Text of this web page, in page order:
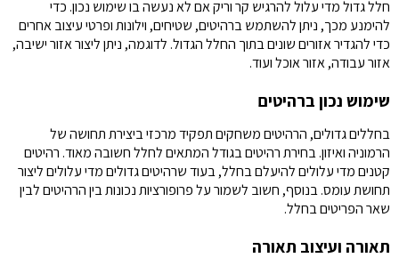
חלל גדול מדי עלול להרגיש קר וריק אם לא נעשה בו שימוש נכון. כדי
להימנע מכך, ניתן להשתמש ברהיטים, שטיחים, וילונות ופרטי עיצוב אחרים
כדי להגדיר אזורים שונים בתוך החלל הגדול. לדוגמה, ניתן ליצור אזור ישיבה,
אזור עבודה, אזור אוכל ועוד.
שימוש נכון ברהיטים
בחללים גדולים, הרהיטים משחקים תפקיד מרכזי ביצירת תחושה של
הרמוניה ואיזון. בחירת רהיטים בגודל המתאים לחלל חשובה מאוד. רהיטים
קטנים מדי עלולים להיעלם בחלל, בעוד שרהיטים גדולים מדי עלולים ליצור
תחושת עומס. בנוסף, חשוב לשמור על פרופורציות נכונות בין הרהיטים לבין
שאר הפריטים בחלל.
תאורה ועיצוב תאורה